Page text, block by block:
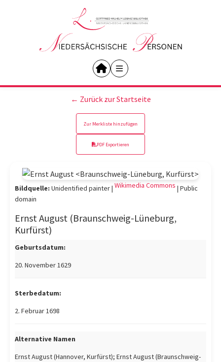
← Zurück zur Startseite
Zur Merkliste hinzufügen
PDF Exportieren
Ernst August (Braunschweig-Lüneburg,
Kurfürst)
Geburtsdatum:
20. November 1629
Sterbedatum:
2. Februar 1698
Alternative Namen
Ernst August (Hannover, Kurfürst); Ernst August (Braunschweig-
Bildquelle: Unidentified painter | Wikimedia Commons | Public
domain